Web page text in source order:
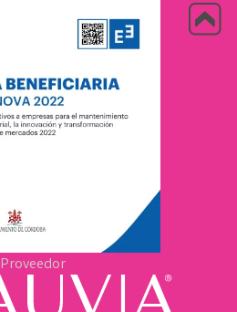
Proveedor